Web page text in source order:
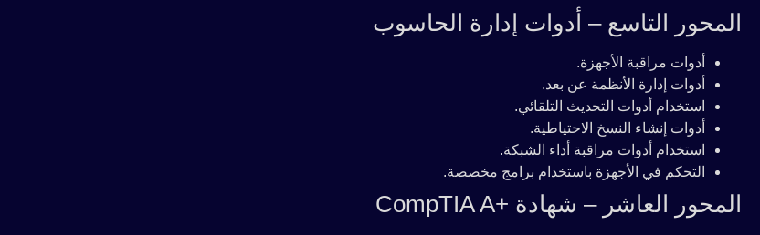
المحور التاسع – أدوات إدارة الحاسوب
أدوات مراقبة الأجهزة.
أدوات إدارة الأنظمة عن بعد.
استخدام أدوات التحديث التلقائي.
أدوات إنشاء النسخ الاحتياطية.
استخدام أدوات مراقبة أداء الشبكة.
التحكم في الأجهزة باستخدام برامج مخصصة.
المحور العاشر – شهادة +CompTIA A